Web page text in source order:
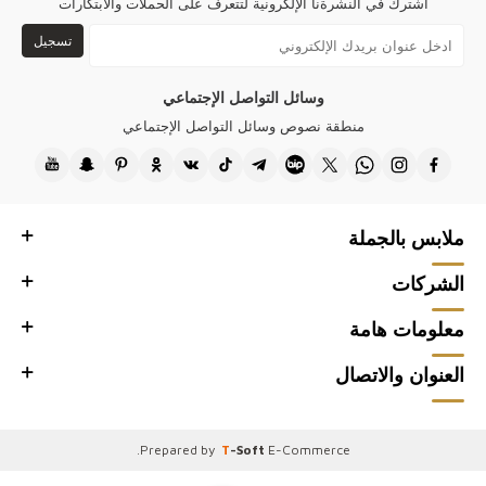
الإكسسوار الذي يحمل شعار كازي على المنتج مطلي بالذهب ولا يفقد بريقه.
شكرًا لك على زيارة Kazee Official، موقع البيع بالجملة لمتجر بيع الملابس
تسجيل
وسائل التواصل الإجتماعي
منطقة نصوص وسائل التواصل الإجتماعي
ملابس بالجملة
الشركات
معلومات هامة
العنوان والاتصال
Prepared by T-Soft E-Commerce
.